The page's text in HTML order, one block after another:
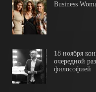
Business
18 ноября
очередной
философией